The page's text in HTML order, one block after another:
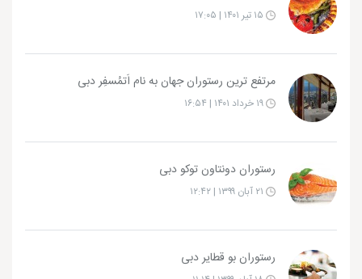
مرتفع ترین رستوران جهان به نام اَتمُسفِر دبی
رستوران دونتاون توکو دبی
رستوران بو قطایر دبی